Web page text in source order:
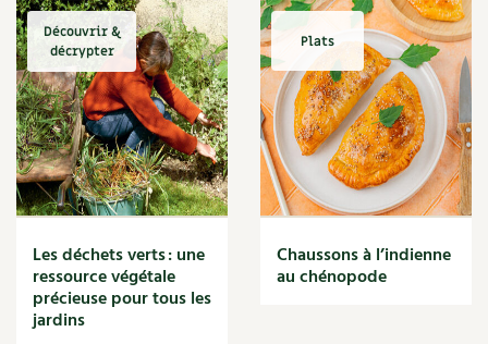
Mare
Marie Chioca
Marmite
Massage
Matériaux
Maux
Méditerranéen
Menace
Mésange
Microflore
Migraine
Mode de culture
Montagne
Découvrir &
décrypter
Les déchets verts : une
ressource végétale
précieuse pour tous les
jardins
Plats
Chaussons à l’indienne
au chénopode